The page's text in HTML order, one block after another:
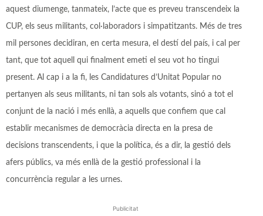
aquest diumenge, tanmateix, l’acte que es preveu transcendeix la
CUP, els seus militants, col·laboradors i simpatitzants. Més de tres
mil persones decidiran, en certa mesura, el destí del país, i cal per
tant, que tot aquell qui finalment emeti el seu vot ho tingui
present. Al cap i a la fi, les Candidatures d’Unitat Popular no
pertanyen als seus militants, ni tan sols als votants, sinó a tot el
conjunt de la nació i més enllà, a aquells que confiem que cal
establir mecanismes de democràcia directa en la presa de
decisions transcendents, i que la política, és a dir, la gestió dels
afers públics, va més enllà de la gestió professional i la
concurrència regular a les urnes.
Publicitat